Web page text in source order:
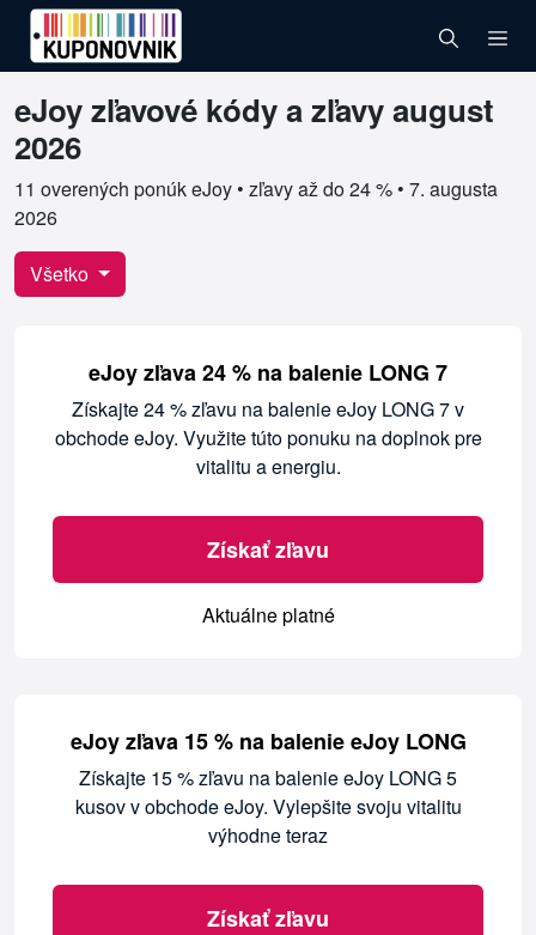
eJoy zľavové kódy a zľavy august
2026
11 overených ponúk eJoy • zľavy až do 24 % • 7. augusta
2026
Overené kupóny pre eJoy
Všetko
eJoy zľava 24 % na balenie LONG 7
Získajte 24 % zľavu na balenie eJoy LONG 7 v
obchode eJoy. Využite túto ponuku na doplnok pre
vitalitu a energiu.
Získať zľavu
Aktuálne platné
eJoy zľava 15 % na balenie eJoy LONG
Získajte 15 % zľavu na balenie eJoy LONG 5
kusov v obchode eJoy. Vylepšite svoju vitalitu
výhodne teraz
Získať zľavu